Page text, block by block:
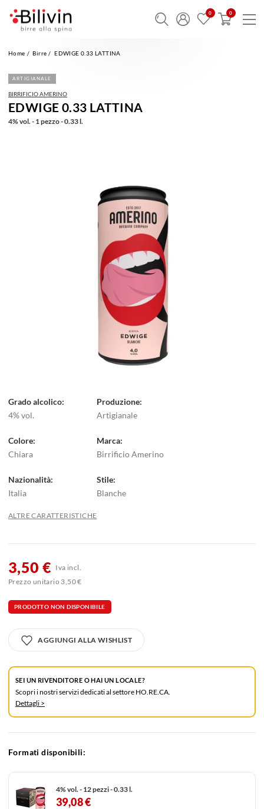
Home Birre EDWIGE 0.33 LATTINA
ARTIGIANALE
BIRRIFICIO AMERINO
EDWIGE 0.33 LATTINA
4% vol. - 1 pezzo - 0.33 l.
3,50 € Iva incl.
Prezzo unitario 3,50 €
Grado alcolico
4% vol.
Produzione
Artigianale
Colore
Chiara
Marca
Birrificio Amerino
Nazionalità
Italia
Stile
Blanche
ALTRE CARATTERISTICHE
PRODOTTO NON DISPONIBILE
AGGIUNGI ALLA WISHLIST
SEI UN RIVENDITORE O HAI UN LOCALE?
Scopri i nostri servizi dedicati al settore HO.RE.CA.
Dettagli >
Formati disponibili:
4% vol. - 12 pezzi - 0.33 l.
39,08 €